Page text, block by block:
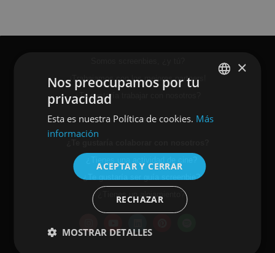
¡Trabajamos con los mejores partners!
¿Te gustaría trabajar con nosotros?
Prensa
¿Te gustaría ser guía screenbie?
¿Tienes un alojamiento?
ENGLISH
×
Nos preocupamos por tu
privacidad
Esta es nuestra Política de cookies. Más
información
ACEPTAR Y CERRAR
RECHAZAR
MOSTRAR DETALLES